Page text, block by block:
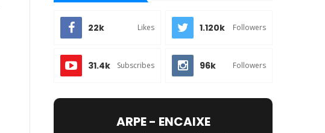
22k Likes 1.120k Followers
31.4k Subscribes 96k Followers
ARPE - ENCAIXE